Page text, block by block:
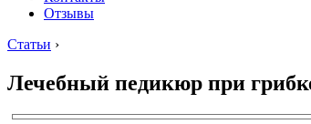
Отзывы
Статьи ›
Лечебный педикюр при